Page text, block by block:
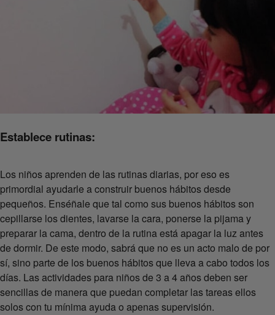
Establece rutinas:
Los niños aprenden de las rutinas diarias, por eso es
primordial ayudarle a construir buenos hábitos desde
pequeños. Enséñale que tal como sus buenos hábitos son
cepillarse los dientes, lavarse la cara, ponerse la pijama y
preparar la cama, dentro de la rutina está apagar la luz antes
de dormir. De este modo, sabrá que no es un acto malo de por
sí, sino parte de los buenos hábitos que lleva a cabo todos los
días. Las actividades para niños de 3 a 4 años deben ser
sencillas de manera que puedan completar las tareas ellos
solos con tu mínima ayuda o apenas supervisión.